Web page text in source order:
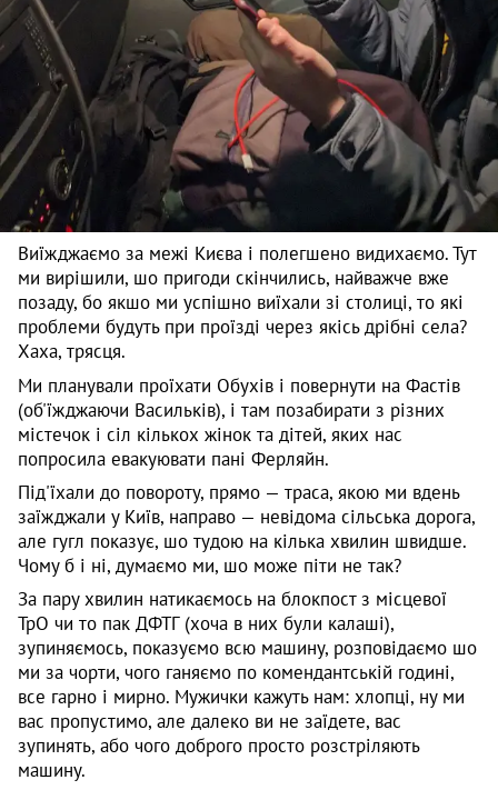
Виїжджаємо за межі Києва і полегшено видихаємо. Тут
ми вирішили, шо пригоди скінчились, найважче вже
позаду, бо якшо ми успішно виїхали зі столиці, то які
проблеми будуть при проїзді через якісь дрібні села?
Хаха, трясця.
Ми планували проїхати Обухів і повернути на Фастів
(об'їжджаючи Васильків), і там позабирати з різних
містечок і сіл кількох жінок та дітей, яких нас
попросила евакуювати пані Ферляйн.
Під'їхали до повороту, прямо — траса, якою ми вдень
заїжджали у Київ, направо — невідома сільська дорога,
але гугл показує, шо тудою на кілька хвилин швидше.
Чому б і ні, думаємо ми, шо може піти не так?
За пару хвилин натикаємось на блокпост з місцевої
ТрО чи то пак ДФТГ (хоча в них були калаші),
зупиняємось, показуємо всю машину, розповідаємо шо
ми за чорти, чого ганяємо по комендантській годині,
все гарно і мирно. Мужички кажуть нам: хлопці, ну ми
вас пропустимо, але далеко ви не заїдете, вас
зупинять, або чого доброго просто розстріляють
машину.